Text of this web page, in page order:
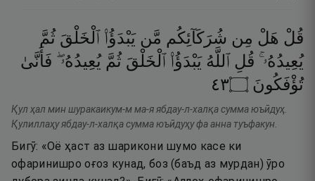
قُلْ هَلْ مِن شُرَكَآئِكُم مَّن يَبْدَؤُا۟ ٱلْخَلْقَ ثُمَّ
يُعِيدُهُۥ ۚ قُلِ ٱللَّهُ يَبْدَؤُا۟ ٱلْخَلْقَ ثُمَّ يُعِيدُهُۥ ۖ فَأَنَّىٰ
تُؤْفَكُونَ ۝٣٤
Қул ҳал мин шуракаикум-м ма-я ябдау-л-халқа сумма юъӣдуҳ.
Қулиллаҳу ябдау-л-халқа сумма юъӣдуҳу фа анна туъфакун.
Бигӯ: «Оё ҳаст аз шарикони шумо касе ки
офаринишро оғоз кунад, боз (баъд аз мурдан) ӯро